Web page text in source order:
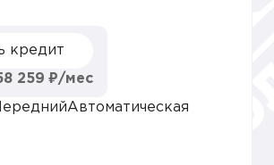
кредит
259 ₽/мес
Автоматическая